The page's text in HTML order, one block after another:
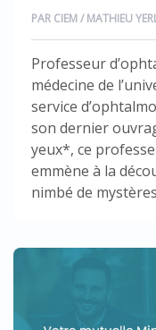
PAR CIEM / MATHIEU
Professeur
médecine de
service
son dernier
yeux*, ce
emmène à la
nimbé de